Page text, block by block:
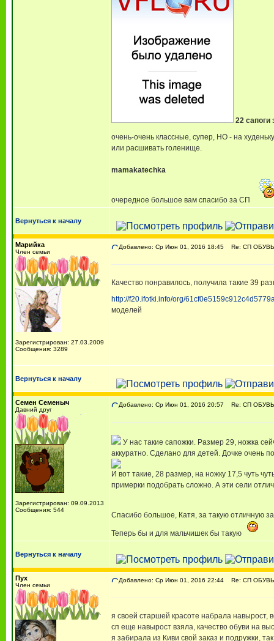
22 сапоги
очень-очень классные, супер, НО - на
или расшивать голенище.
mamakatechka
очередное большое вам спасибо за СП
Вернуться к началу
Марийка
Член семьи
Зарегистрирован: 27.03.2009
Сообщения: 3289
Добавлено: Ср Июн 01, 2016 18:45 Re: СП
Качество понравилось, получила такие 39
http://f20.ifotki.info/org/
моделей
Вернуться к началу
Семен Семеныч
Давний друг
Зарегистрирован: 09.09.2013
Сообщения: 544
Добавлено: Ср Июн 01, 2016 20:57 Re: СП
У нас такие сапожки. Размер 29, ножка
аккуратно. Сделано для детей. Дочке очень
И вот такие, 28 размер, на ножку 17,5 чуть
примерки подобрать сложно. А эти сели
Спасибо большое, Катя, за такую отличную
Теперь бы и для мальчишек бы такую
Вернуться к началу
Пух
Член семьи
Добавлено: Ср Июн 01, 2016 22:44 Re: СП
я своей старшей красоте набрала навырост,
сп еще навырост взяла, качество обуви на
я забирала из Киви свой заказ и подружки,